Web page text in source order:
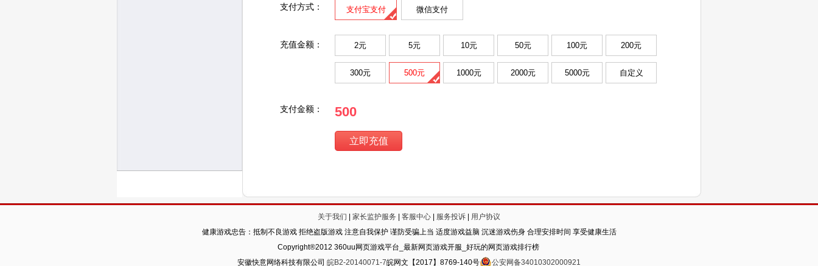
支付方式： 支付宝支付 微信支付
充值金额： 2元 5元 10元 50元 100元 200元
300元 500元 1000元 2000元 5000元 自定义
支付金额： 500
关于我们 家长监护服务 客服中心 服务投诉
用户协议
健康游戏忠告：抵制不良游戏 拒绝盗版游戏 注意自我保护 谨防受骗上当 适度游戏益脑 沉迷游戏伤身 合理安排时间 享受健康生活
Copyright®2012 360uu网页游戏平台_最新网页游戏开服_好玩的网页游戏排行榜
安徽快意网络科技有限公司 皖B2-20140071-7皖网文【2017】8769-140号 公安网备34010302000921